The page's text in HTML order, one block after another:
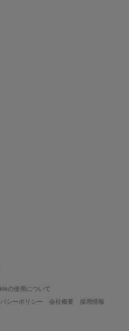
の使用について
シーポリシー 会社概要
採用情報